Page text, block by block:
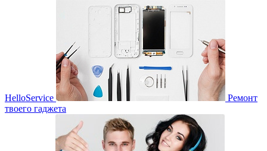
HelloService
Ремонт
твоего гаджета